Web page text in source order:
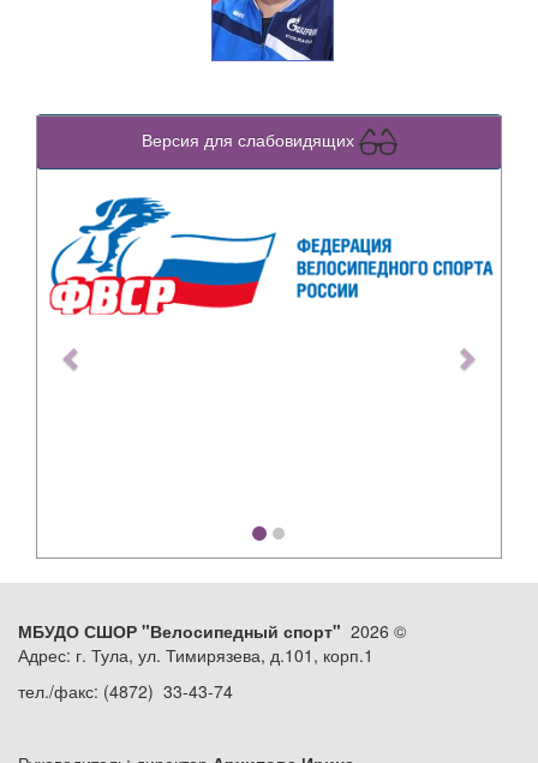
Версия для слабовидящих
Previous
МБУДО СШОР "Велосипедный спорт" 2026 ©
Адрес: г. Тула, ул. Тимирязева, д.101, корп.1
тел./факс: (4872) 33-43-74